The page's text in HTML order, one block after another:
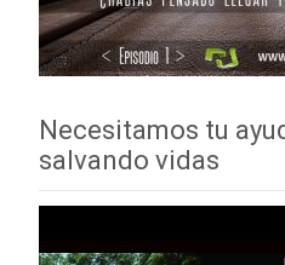
Necesitamos tu
salvando vidas